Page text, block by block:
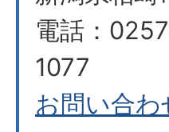
電話：
1077
お問い合